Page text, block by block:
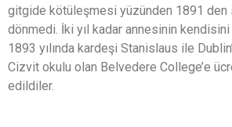
gitgide kötüleşmesi yüzünden 1891 den
dönmedi. İki yıl kadar annesinin
1893 yılında kardeşi Stanislaus ile
Cizvit okulu olan Belvedere College’e
edildiler.